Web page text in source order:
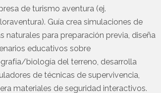
de turismo aventura (ej.
Guía crea simulaciones de
naturales para preparación previa, diseña
educativos sobre
biología del terreno, desarrolla
de técnicas de supervivencia,
materiales de seguridad interactivos.